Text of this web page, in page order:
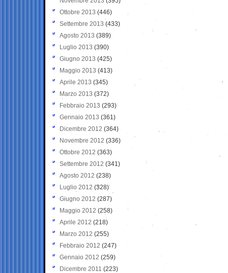
Ottobre 2013 (446)
Settembre 2013 (433)
Agosto 2013 (389)
Luglio 2013 (390)
Giugno 2013 (425)
Maggio 2013 (413)
Aprile 2013 (345)
Marzo 2013 (372)
Febbraio 2013 (293)
Gennaio 2013 (361)
Dicembre 2012 (364)
Novembre 2012 (336)
Ottobre 2012 (363)
Settembre 2012 (341)
Agosto 2012 (238)
Luglio 2012 (328)
Giugno 2012 (287)
Maggio 2012 (258)
Aprile 2012 (218)
Marzo 2012 (255)
Febbraio 2012 (247)
Gennaio 2012 (259)
Dicembre 2011 (223)